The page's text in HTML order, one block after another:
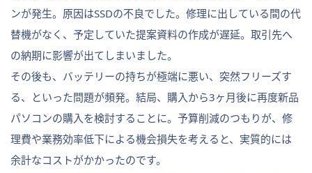
ンが発生。原因はSSDの不良でした。修理に出している間の代
替機がなく、予定していた提案資料の作成が遅延。取引先へ
の納期に影響が出てしまいました。
その後も、バッテリーの持ちが極端に悪い、突然フリーズす
る、といった問題が頻発。結局、購入から3ヶ月後に再度新品
パソコンの購入を検討することに。予算削減のつもりが、修
理費や業務効率低下による機会損失を考えると、実質的には
余計なコストがかかったのです。